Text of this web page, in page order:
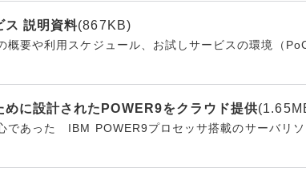
ス 説明資料(867KB)
概要や利用スケジュール、お試しサービスの環境（
に設計されたPOWER9をクラウド提供
であった IBM POWER9プロセッサ搭載のサーバリ